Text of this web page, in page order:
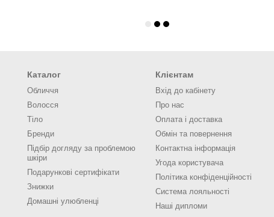
Каталог
Обличчя
Волосся
Тіло
Бренди
Підбір догляду за проблемою
шкіри
Подарункові сертифікати
Знижки
Домашні улюбленці
Клієнтам
Вхід до кабінету
Про нас
Оплата і доставка
Обмін та повернення
Контактна інформація
Угода користувача
Політика конфіденційності
Система лояльності
Наші дипломи